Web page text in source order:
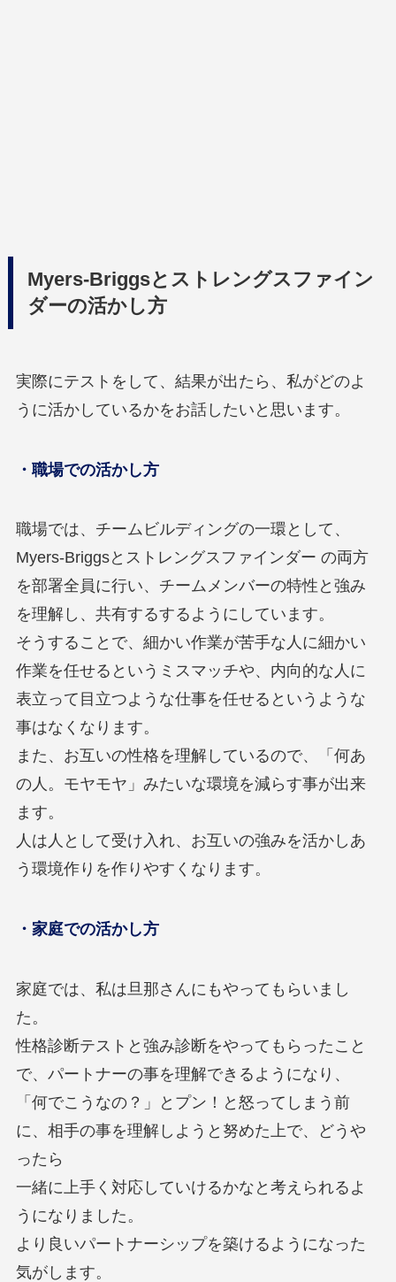
Myers-Briggsとストレングスファイン
ダーの活かし方
実際にテストをして、結果が出たら、私がどのよ
うに活かしているかをお話したいと思います。
・職場での活かし方
職場では、チームビルディングの一環として、
Myers-Briggsとストレングスファインダー の両方
を部署全員に行い、チームメンバーの特性と強み
を理解し、共有するするようにしています。
そうすることで、細かい作業が苦手な人に細かい
作業を任せるというミスマッチや、内向的な人に
表立って目立つような仕事を任せるというような
事はなくなります。
また、お互いの性格を理解しているので、「何あ
の人。モヤモヤ」みたいな環境を減らす事が出来
ます。
人は人として受け入れ、お互いの強みを活かしあ
う環境作りを作りやすくなります。
・家庭での活かし方
家庭では、私は旦那さんにもやってもらいまし
た。
性格診断テストと強み診断をやってもらったこと
で、パートナーの事を理解できるようになり、
「何でこうなの？」とプン！と怒ってしまう前
に、相手の事を理解しようと努めた上で、どうや
ったら
一緒に上手く対応していけるかなと考えられるよ
うになりました。
より良いパートナーシップを築けるようになった
気がします。